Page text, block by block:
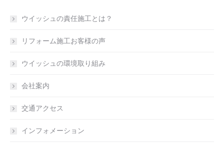
ウイッシュの責任施工とは？
リフォーム施工お客様の声
ウイッシュの環境取り組み
会社案内
交通アクセス
インフォメーション